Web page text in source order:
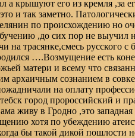
а крышуют его из кремля ,за
и так заметно.
по происхождению но
,до сих пор не выучил
на трасянке,смесь русского с
….Возмущение есть
матери и всему что
архаичным сознанием в
на оплату
город пророссийский и
живу в Гродно ,это
хотя по убеждению
бы такой дикой пошлости